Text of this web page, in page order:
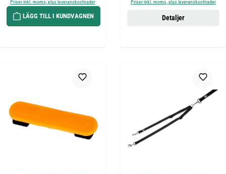
Priser inkl. moms, plus leveranskostnader
LÄGG TILL I KUNDVAGNEN
Priser inkl. moms, plus leveranskostnader
Detaljer